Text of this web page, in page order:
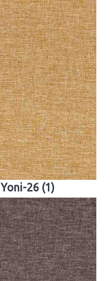
Yoni-26 (1)